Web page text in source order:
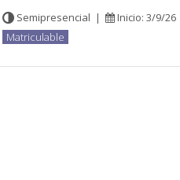
Semipresencial | Inicio: 3/9/26
Matriculable